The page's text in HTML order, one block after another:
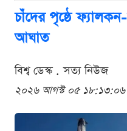
চাঁদের পৃষ্ঠে
আঘাত
বিশ্ব ডেস্ক . সত্য নিউজ
২০২৬ আগস্ট ০৫ ১৮:১৩:০৬